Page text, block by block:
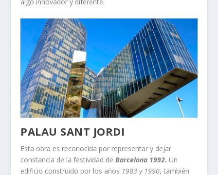
PALAU SANT JORDI
Esta obra es reconocida por representar y dejar
constancia de la festividad deBarcelona 1992. Un
edificio construido por los años 1983 y 1990, también